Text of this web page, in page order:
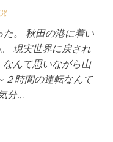
。 秋田の港に着い
現実世界に戻され
んて思いながら山
２時間の運転なんて
分…